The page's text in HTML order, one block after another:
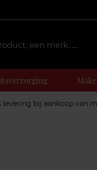
levering bij aankoop van